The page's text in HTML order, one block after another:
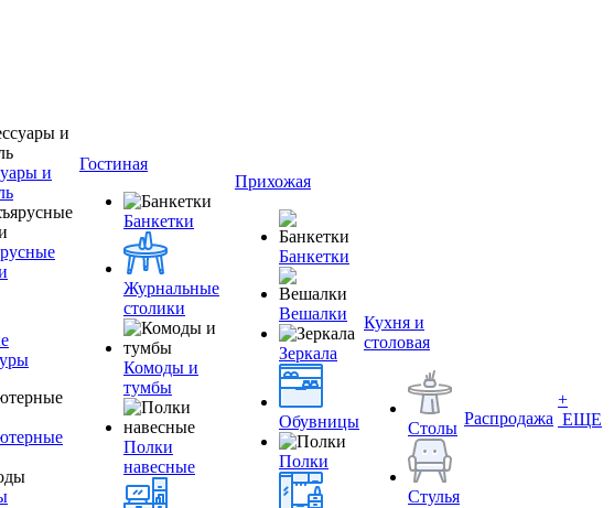
и
Гостиная
Банкетки
Журнальные
столики
Комоды и
тумбы
Полки
навесные
Прихожая
Банкетки
Вешалки
Зеркала
Обувницы
Полки
Кухня и
столовая
Столы
Стулья
Распродажа
+
ЕЩЕ